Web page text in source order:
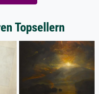
Topsellern